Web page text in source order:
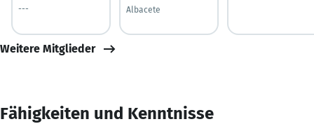
---
Albacete
Weitere Mitglieder
Fähigkeiten und Kenntnisse